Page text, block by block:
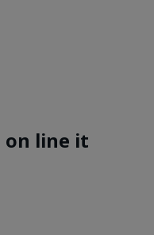
on line it